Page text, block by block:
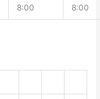
8:00
8:00